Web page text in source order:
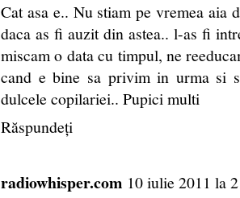
Cat asa e.. Nu stiam pe vremea aia
daca as fi auzit din astea.. l-as fi
miscam o data cu timpul, ne
cand e bine sa privim in urma si
dulcele copilariei.. Pupici multi
Răspundeți
radiowhisper.com 10 iulie 2011 la